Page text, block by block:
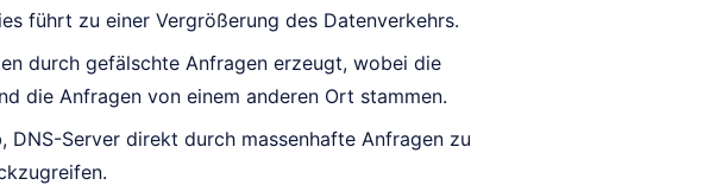
führt zu einer Vergrößerung des Datenverkehrs.
durch gefälschte Anfragen erzeugt, wobei die
die Anfragen von einem anderen Ort stammen.
DNS-Server direkt durch massenhafte Anfragen zu